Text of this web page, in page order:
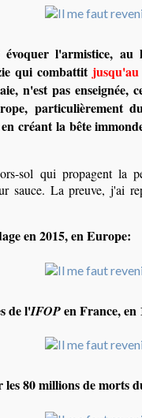
évoquer l'armistice,
qui combattit
n'est pas enseignée,
particulièrement
créant la bête
sol qui propagent la
sauce. La preuve, j'ai
en 2015, en Europe:
de l'IFOPen France, en
80 millions de morts